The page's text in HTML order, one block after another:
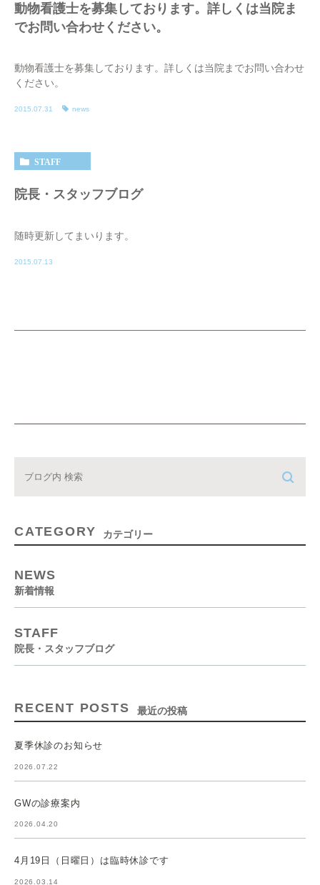
動物看護士を募集しております。詳しくは当院ま
でお問い合わせください。
動物看護士を募集しております。詳しくは当院までお問い合わせ
ください。
2015.07.31 news
STAFF
院長・スタッフブログ
随時更新してまいります。
2015.07.13
CATEGORY カテゴリー
NEWS
新着情報
STAFF
院長・スタッフブログ
RECENT POSTS 最近の投稿
夏季休診のお知らせ
2026.07.22
GWの診療案内
2026.04.20
4月19日（日曜日）は臨時休診です
2026.03.14